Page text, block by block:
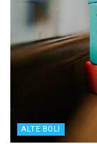
ALTE BOLI